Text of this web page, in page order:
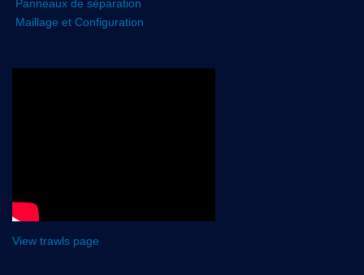
Panneaux de séparation
Maillage et Configuration
View trawls page